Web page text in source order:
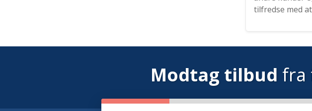
tilfredse med
Modtag tilbud fra